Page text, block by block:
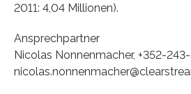
2011: 4,04 Millionen).
Ansprechpartner
Nicolas Nonnenmacher, +352-